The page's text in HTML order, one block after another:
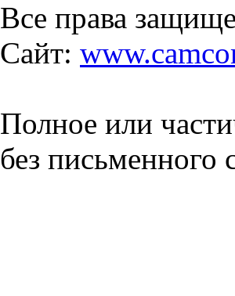
Все права
Сайт:
Полное или
без письменного